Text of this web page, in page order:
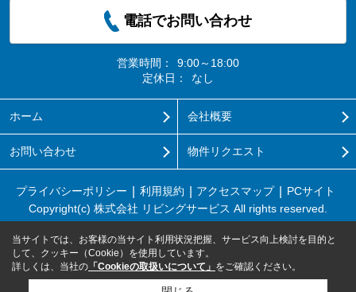
電話でお問い合わせ
営業時間：
9:00～18:00
定休日：
なし
ホーム 会社概要
お問い合わせ 物件リクエスト
プライバシーポリシー 利用規約 アクセスマップ
PCサイト
Copyright(c) 株式会社 リビングサービス All rights reserved.
当サイトでは、お客様の当サイト利用状況把握、サービス向上検討を目的と
して、クッキー（Cookie）を使用しています。
詳しくは、当社の 「Cookieの取扱いについて」 をご確認ください。